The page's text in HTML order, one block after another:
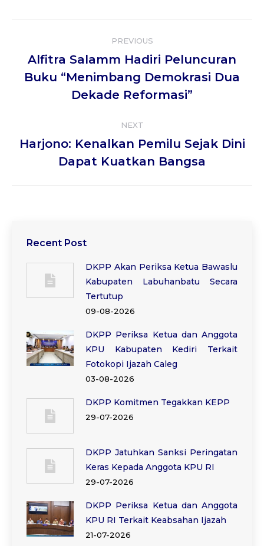
navigation
PREVIOUS
Previous
post:
Alfitra Salamm Hadiri Peluncuran
Buku “Menimbang Demokrasi Dua
Dekade Reformasi”
NEXT
Next
post:
Harjono: Kenalkan Pemilu Sejak Dini
Dapat Kuatkan Bangsa
Recent Post
DKPP Akan Periksa Ketua Bawaslu
Kabupaten Labuhanbatu Secara
Tertutup
09-08-2026
DKPP Periksa Ketua dan Anggota
KPU Kabupaten Kediri Terkait
Fotokopi Ijazah Caleg
03-08-2026
DKPP Komitmen Tegakkan KEPP
29-07-2026
DKPP Jatuhkan Sanksi Peringatan
Keras Kepada Anggota KPU RI
29-07-2026
DKPP Periksa Ketua dan Anggota
KPU RI Terkait Keabsahan Ijazah
21-07-2026